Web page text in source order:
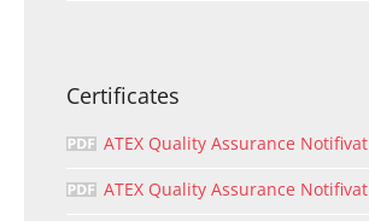
Certificates
ATEX Quality Assurance
ATEX Quality Assurance